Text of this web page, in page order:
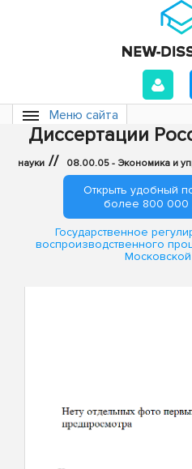
Меню сайта
Диссертации
науки // 08.00.05 - Экономика и
Открыть удобный
более 800 000
Государственное
воспроизводственного